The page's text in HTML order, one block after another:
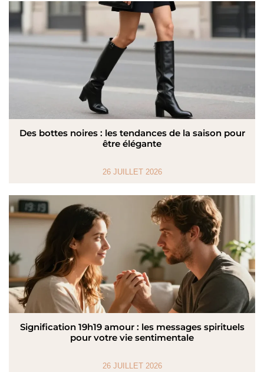
Des bottes noires : les tendances de la saison pour
être élégante
26 JUILLET 2026
Signification 19h19 amour : les messages spirituels
pour votre vie sentimentale
26 JUILLET 2026